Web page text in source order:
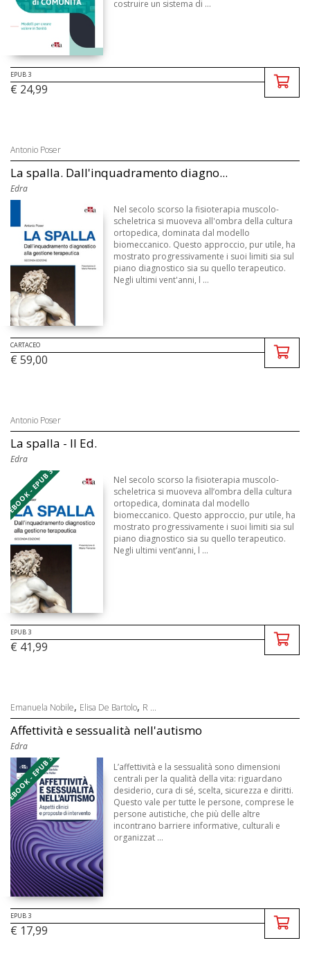
costruire un sistema di ...
EPUB 3
€ 24,99
Antonio Poser
La spalla. Dall'inquadramento diagno...
Edra
Nel secolo scorso la fisioterapia muscolo-
scheletrica si muoveva all'ombra della cultura
ortopedica, dominata dal modello
biomeccanico. Questo approccio, pur utile, ha
mostrato progressivamente i suoi limiti sia sul
piano diagnostico sia su quello terapeutico.
Negli ultimi vent'anni, l ...
CARTACEO
€ 59,00
Antonio Poser
La spalla - II Ed.
Edra
EBOOK - EPUB 3
Nel secolo scorso la fisioterapia muscolo-
scheletrica si muoveva all’ombra della cultura
ortopedica, dominata dal modello
biomeccanico. Questo approccio, pur utile, ha
mostrato progressivamente i suoi limiti sia sul
piano diagnostico sia su quello terapeutico.
Negli ultimi vent’anni, l ...
EPUB 3
€ 41,99
Emanuela Nobile, Elisa De Bartolo, R ...
Affettività e sessualità nell'autismo
Edra
EBOOK - EPUB 3
L’affettività e la sessualità sono dimensioni
centrali per la qualità della vita: riguardano
desiderio, cura di sé, scelta, sicurezza e diritti.
Questo vale per tutte le persone, comprese le
persone autistiche, che più delle altre
incontrano barriere informative, culturali e
organizzat ...
EPUB 3
€ 17,99